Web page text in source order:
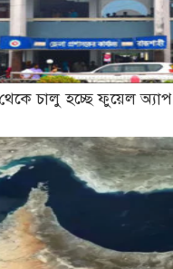
চালু হচ্ছে ফুয়েল অ্যাপ